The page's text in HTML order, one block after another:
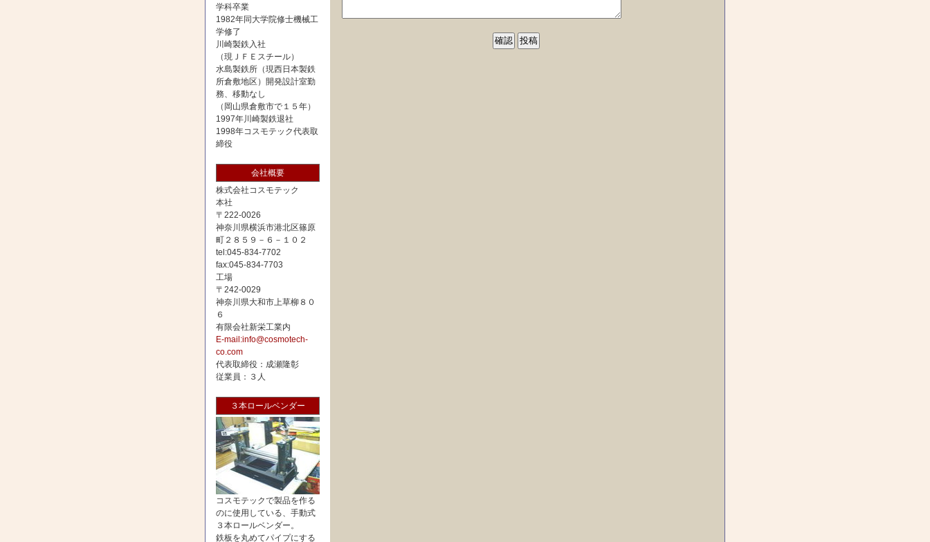
学科卒業
1982年同大学院修士機械工
学修了
川崎製鉄入社
（現ＪＦＥスチール）
水島製鉄所（現西日本製鉄
所倉敷地区）開発設計室勤
務、移動なし
（岡山県倉敷市で１５年）
1997年川崎製鉄退社
1998年コスモテック代表取
締役
会社概要
株式会社コスモテック
本社
〒222-0026
神奈川県横浜市港北区篠原
町２８５９－６－１０２
tel:045-834-7702
fax:045-834-7703
工場
〒242-0029
神奈川県大和市上草柳８０
６
有限会社新栄工業内
E-mail:info@cosmotech-
co.com
代表取締役：成瀬隆彰
従業員：３人
３本ロールベンダー
コスモテックで製品を作る
のに使用している、手動式
３本ロールベンダー。
鉄板を丸めてパイプにする